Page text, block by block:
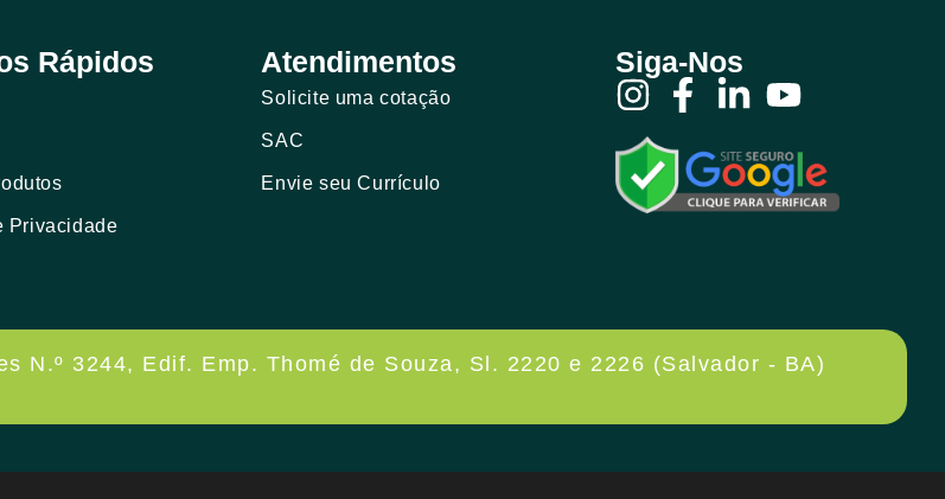
Rápidos
Privacidade
Atendimentos
Solicite uma cotação
SAC
Envie seu Currículo
Siga-Nos
N.º 3244, Edif. Emp. Thomé de Souza, Sl. 2220 e 2226 (Salvador - BA)